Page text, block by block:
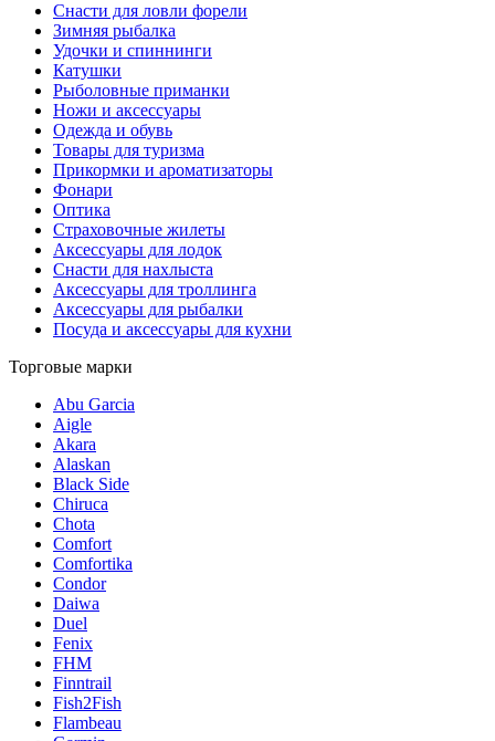
Снасти для ловли форели
Зимняя рыбалка
Удочки и спиннинги
Катушки
Рыболовные приманки
Ножи и аксессуары
Одежда и обувь
Товары для туризма
Прикормки и ароматизаторы
Фонари
Оптика
Страховочные жилеты
Аксессуары для лодок
Снасти для нахлыста
Аксессуары для троллинга
Аксессуары для рыбалки
Посуда и аксессуары для кухни
Торговые марки
Abu Garcia
Aigle
Akara
Alaskan
Black Side
Chiruca
Chota
Comfort
Comfortika
Condor
Daiwa
Duel
Fenix
FHM
Finntrail
Fish2Fish
Flambeau